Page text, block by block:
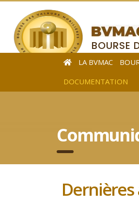
BOURSE
DE
LA BVMAC
DOCUMENTATION